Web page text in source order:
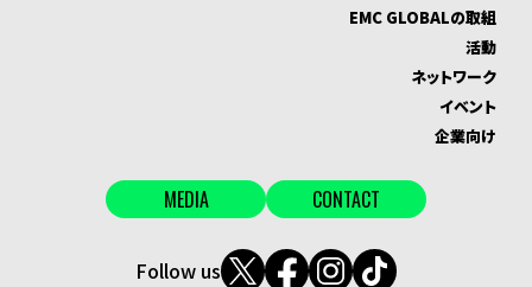
EMC GLOBALの取組
活動
ネットワーク
イベント
企業向け
MEDIA CONTACT
Follow us